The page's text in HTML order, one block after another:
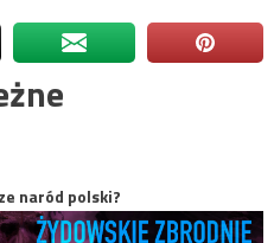
naród polski?